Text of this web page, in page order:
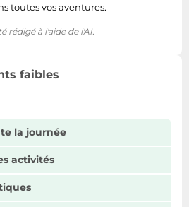
toutes vos aventures.
rédigé à l'aide de l'AI.
faibles
la journée
activités